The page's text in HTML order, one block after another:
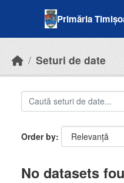
Primăria
Seturi de date
Order by
No datasets